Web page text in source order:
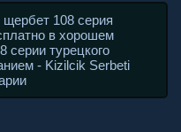
108 серия
в хорошем
серии турецкого
- Kizilcik Serbeti